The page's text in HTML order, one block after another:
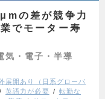
の差が競争力
でモーター寿
気・電子・半導
展開あり（日系グローバ
英語力が必要
転勤な